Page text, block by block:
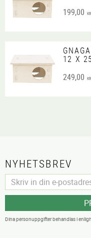
199,00 KR
12 X
249,00 KR
NYHETSBREV
Dina personuppgifter behandlas i